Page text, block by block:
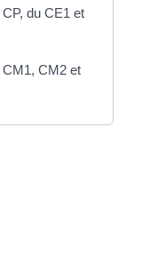
du CE1 et
CM2 et